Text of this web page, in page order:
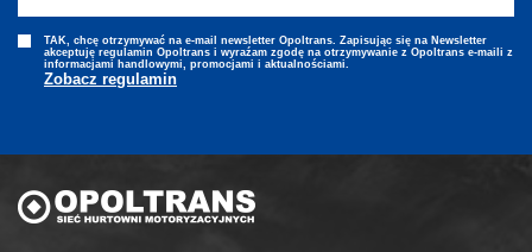
TAK, chcę otrzymywać na e-mail newsletter Opoltrans. Zapisując się na Newsletter
akceptuję regulamin Opoltrans i wyraźam zgodę na otrzymywanie z Opoltrans e-maili z
informacjami handlowymi, promocjami i aktualnościami.
Zobacz regulamin